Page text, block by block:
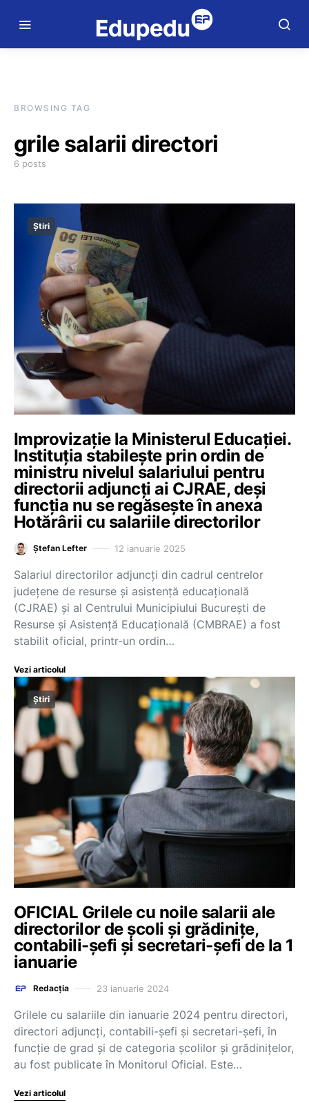
BROWSING TAG
grile salarii directori
6 posts
Știri
Improvizație la Ministerul Educației.
Instituția stabilește prin ordin de
ministru nivelul salariului pentru
directorii adjuncți ai CJRAE, deși
funcția nu se regăsește în anexa
Hotărârii cu salariile directorilor
Ștefan Lefter 12 ianuarie 2025
Salariul directorilor adjuncți din cadrul centrelor
județene de resurse și asistență educațională
(CJRAE) și al Centrului Municipiului București de
Resurse și Asistență Educațională (CMBRAE) a fost
stabilit oficial, printr-un ordin…
Vezi articolul
Știri
OFICIAL Grilele cu noile salarii ale
directorilor de școli și grădinițe,
contabili-șefi și secretari-șefi de la 1
ianuarie
Redacția 23 ianuarie 2024
Grilele cu salariile din ianuarie 2024 pentru directori,
directori adjuncți, contabili-șefi și secretari-șefi, în
funcție de grad și de categoria școlilor și grădinițelor,
au fost publicate în Monitorul Oficial. Este…
Vezi articolul